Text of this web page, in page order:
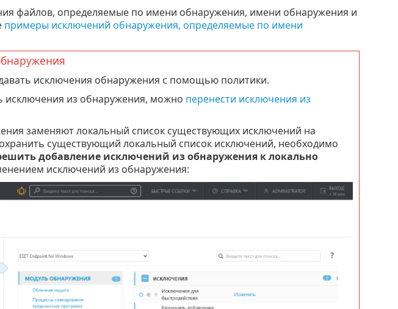
файлов, определяемые по имени обнаружения, имени обнаружения и
примеры исключений обнаружения, определяемые по имени
исключения обнаружения с помощью политики.
исключения из обнаружения, можно перенести исключения из
заменяют локальный список существующих исключений на
существующий локальный список исключений, необходимо
добавление исключений из обнаружения к локально
исключений из обнаружения: